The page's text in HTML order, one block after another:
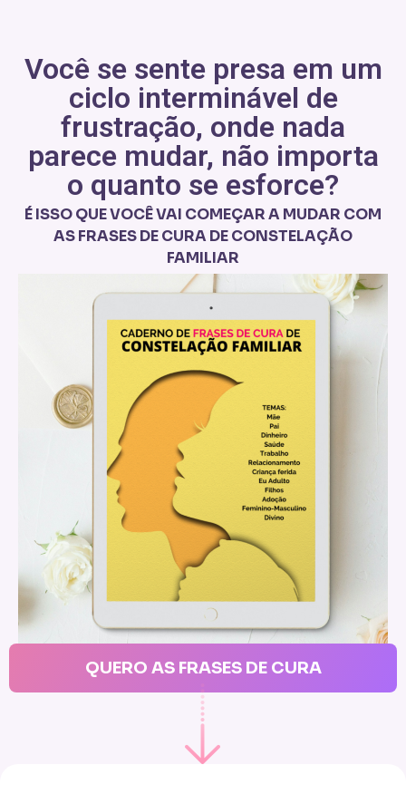
Você se sente presa em um
ciclo interminável de
frustração, onde nada
parece mudar, não importa
o quanto se esforce?
É ISSO QUE VOCÊ VAI COMEÇAR A MUDAR COM
AS FRASES DE CURA DE CONSTELAÇÃO
FAMILIAR
QUERO AS FRASES DE CURA